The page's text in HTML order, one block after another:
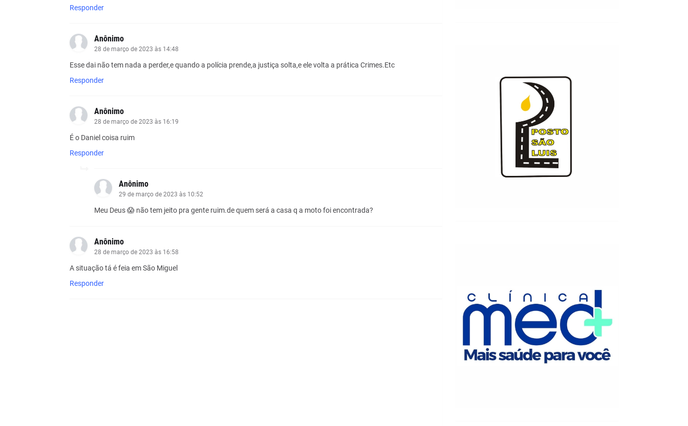
Responder
Anônimo
28 de março de 2023 às 14:48
Esse dai não tem nada a perder,e quando a polícia prende,a justiça solta,e ele volta a prática Crimes.Etc
Responder
Anônimo
28 de março de 2023 às 16:19
É o Daniel coisa ruim
Responder
Anônimo
29 de março de 2023 às 10:52
Meu Deus 😱 não tem jeito pra gente ruim.de quem será a casa q a moto foi encontrada?
Anônimo
28 de março de 2023 às 16:58
A situação tá é feia em São Miguel
Responder